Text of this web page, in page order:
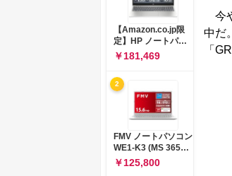
今
中だ
「
【Amazon.co.jp限
定】HP ノートパソ
コン 15-fd 15.6イン
チ インテル Core 5
120U メモリ16GB
SSD512GB
Windows 11
Microsoft Office
2024搭載 WPS
Office搭載 カメラシ
ャッター 指紋認証 薄
型 Copilotキー搭載
ナチュラルシルバー
￥181,469
2
FMV ノートパソコン
WE1-K3 (MS 365
Personal/Copilotキ
ー搭載/Win 11/15.6
￥125,800